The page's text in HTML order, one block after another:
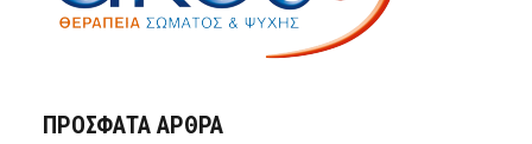
ΠΡΌΣΦΑΤΑ ΆΡΘΡΑ